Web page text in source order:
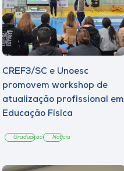
CREF3/SC e Unoesc
promovem workshop de
atualização profissional em
Educação Física
Graduação Notícia